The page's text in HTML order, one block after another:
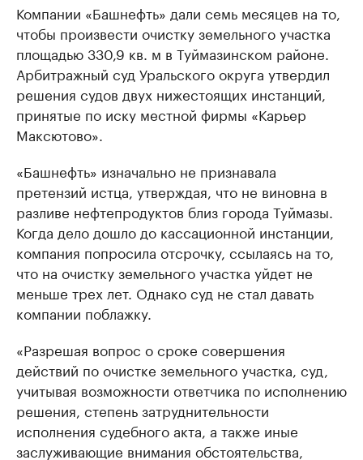
Компании «Башнефть» дали семь месяцев на то,
чтобы произвести очистку земельного участка
площадью 330,9 кв. м в Туймазинском районе.
Арбитражный суд Уральского округа утвердил
решения судов двух нижестоящих инстанций,
принятые по иску местной фирмы «Карьер
Максютово».
«Башнефть» изначально не признавала
претензий истца, утверждая, что не виновна в
разливе нефтепродуктов близ города Туймазы.
Когда дело дошло до кассационной инстанции,
компания попросила отсрочку, ссылаясь на то,
что на очистку земельного участка уйдет не
меньше трех лет. Однако суд не стал давать
компании поблажку.
«Разрешая вопрос о сроке совершения
действий по очистке земельного участка, суд,
учитывая возможности ответчика по исполнению
решения, степень затруднительности
исполнения судебного акта, а также иные
заслуживающие внимания обстоятельства,